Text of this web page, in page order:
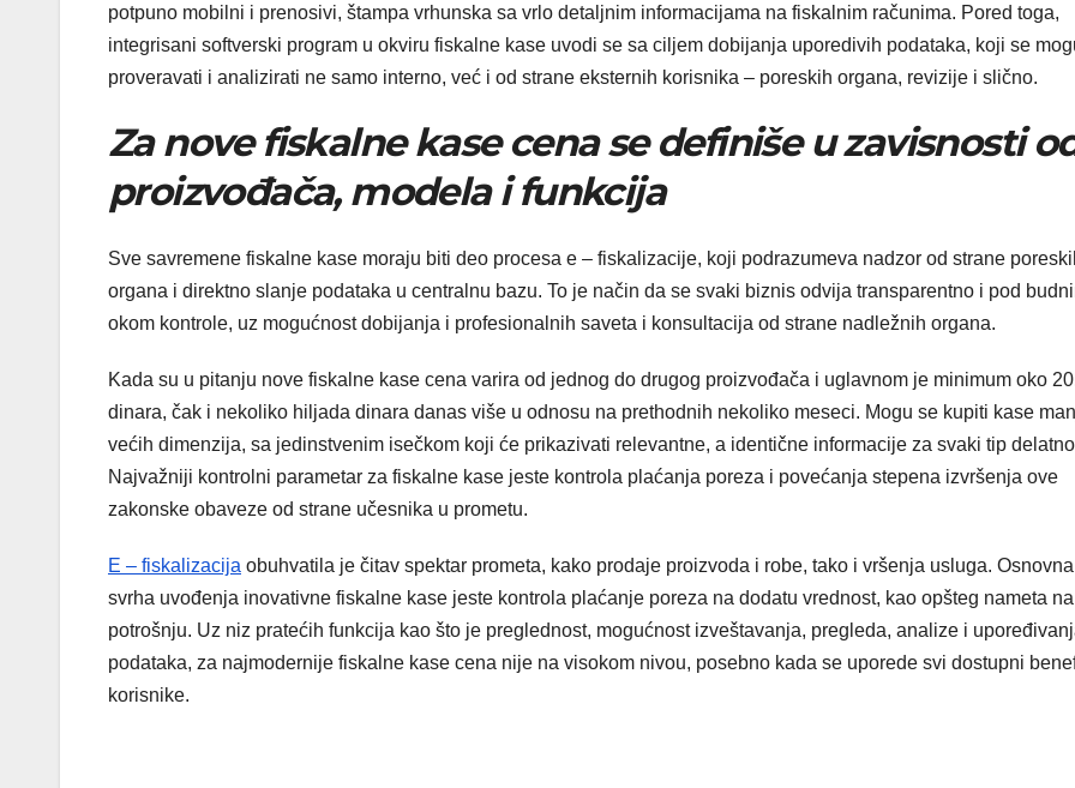
potpuno mobilni i prenosivi, štampa vrhunska sa vrlo detaljnim informacijama na fiskalnim računima. Pored toga,
integrisani softverski program u okviru fiskalne kase uvodi se sa ciljem dobijanja uporedivih podataka, koji se
proveravati i analizirati ne samo interno, već i od strane eksternih korisnika – poreskih organa, revizije i slično.
Za nove fiskalne kase cena se definiše u zavisnosti
proizvođača, modela i funkcija
Sve savremene fiskalne kase moraju biti deo procesa e – fiskalizacije, koji podrazumeva nadzor od strane
organa i direktno slanje podataka u centralnu bazu. To je način da se svaki biznis odvija transparentno i pod
okom kontrole, uz mogućnost dobijanja i profesionalnih saveta i konsultacija od strane nadležnih organa.
Kada su u pitanju nove fiskalne kase cena varira od jednog do drugog proizvođača i uglavnom je minimum oko
dinara, čak i nekoliko hiljada dinara danas više u odnosu na prethodnih nekoliko meseci. Mogu se kupiti kase
većih dimenzija, sa jedinstvenim isečkom koji će prikazivati relevantne, a identične informacije za svaki tip
Najvažniji kontrolni parametar za fiskalne kase jeste kontrola plaćanja poreza i povećanja stepena izvršenja ove
zakonske obaveze od strane učesnika u prometu.
E – fiskalizacija obuhvatila je čitav spektar prometa, kako prodaje proizvoda i robe, tako i vršenja usluga. Osnovna
svrha uvođenja inovativne fiskalne kase jeste kontrola plaćanje poreza na dodatu vrednost, kao opšteg nameta na
potrošnju. Uz niz pratećih funkcija kao što je preglednost, mogućnost izveštavanja, pregleda, analize i
podataka, za najmodernije fiskalne kase cena nije na visokom nivou, posebno kada se uporede svi dostupni
korisnike.